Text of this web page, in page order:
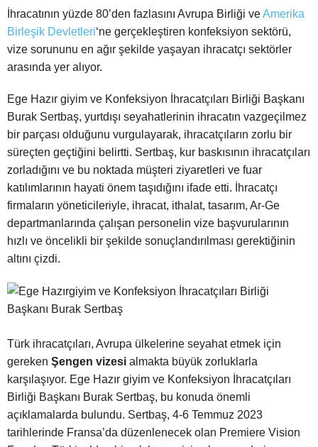
İhracatının yüzde 80’den fazlasını Avrupa Birliği veAmerika
Birleşik Devletleri‘ne gerçekleştiren konfeksiyon sektörü,
vize sorununu en ağır şekilde yaşayan ihracatçı sektörler
arasında yer alıyor.
Ege Hazır giyim ve Konfeksiyon İhracatçıları Birliği Başkanı
Burak Sertbaş, yurtdışı seyahatlerinin ihracatın vazgeçilmez
bir parçası olduğunu vurgulayarak, ihracatçıların zorlu bir
süreçten geçtiğini belirtti. Sertbaş, kur baskısının ihracatçıları
zorladığını ve bu noktada müşteri ziyaretleri ve fuar
katılımlarının hayati önem taşıdığını ifade etti. İhracatçı
firmaların yöneticileriyle, ihracat, ithalat, tasarım, Ar-Ge
departmanlarında çalışan personelin vize başvurularının
hızlı ve öncelikli bir şekilde sonuçlandırılması gerektiğinin
altını çizdi.
Türk ihracatçıları, Avrupa ülkelerine seyahat etmek için
gereken Şengen vizesi almakta büyük zorluklarla
karşılaşıyor. Ege Hazır giyim ve Konfeksiyon İhracatçıları
Birliği Başkanı Burak Sertbaş, bu konuda önemli
açıklamalarda bulundu. Sertbaş, 4-6 Temmuz 2023
tarihlerinde Fransa’da düzenlenecek olan Premiere Vision